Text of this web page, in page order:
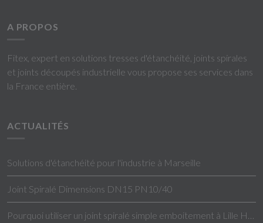
A PROPOS
Fitex, expert en solutions tresses d'étanchéité, joints spirales
et joints découpés industrielle vous propose ses services dans
la France entière.
ACTUALITÉS
Solutions d'étanchéité pour l'industrie à Marseille
Joint Spiralé Dimensions DN15 PN10/40